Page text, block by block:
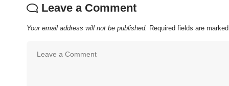
Leave a Comment
Your email address will not be published. Required fields are